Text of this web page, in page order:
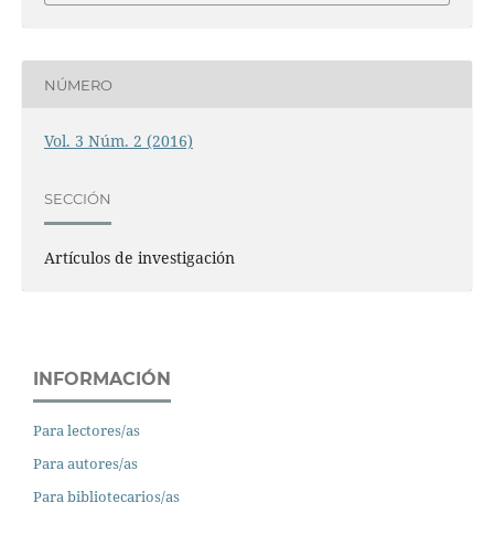
NÚMERO
Vol. 3 Núm. 2 (2016)
SECCIÓN
Artículos de investigación
INFORMACIÓN
Para lectores/as
Para autores/as
Para bibliotecarios/as